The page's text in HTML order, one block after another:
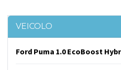
VEICOLO
Ford Puma 1.0 EcoBoost